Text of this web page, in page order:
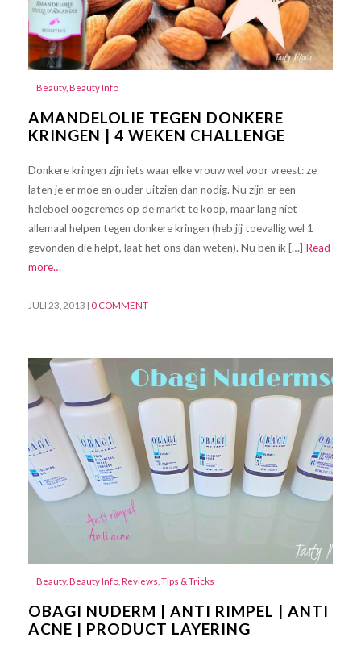
Beauty, Beauty Info
AMANDELOLIE TEGEN DONKERE
KRINGEN | 4 WEKEN CHALLENGE
Donkere kringen zijn iets waar elke vrouw wel voor vreest: ze
laten je er moe en ouder uitzien dan nodig. Nu zijn er een
heleboel oogcremes op de markt te koop, maar lang niet
allemaal helpen tegen donkere kringen (heb jij toevallig wel 1
gevonden die helpt, laat het ons dan weten). Nu ben ik […] Read
more…
JULI 23, 2013 0 COMMENT
Beauty, Beauty Info, Reviews Tips & Tricks
OBAGI NUDERM | ANTI RIMPEL | ANTI
ACNE | PRODUCT LAYERING